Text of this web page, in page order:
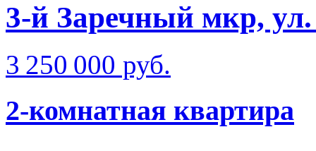
3-й Заречный мкр,
3 250 000 руб.
2-комнатная квартира